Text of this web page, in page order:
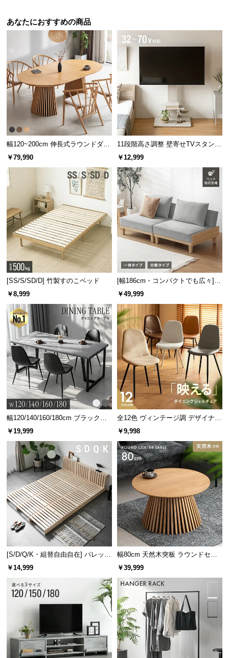
あなたにおすすめの商品
幅120~200cm 伸長式ラウンドダイ
ニングテーブル 6人掛け 天然木突
￥79,990
11段階高さ調整 壁寄せTVスタンド
キャスター付き 上下左右角度調節
￥12,999
[SS/S/SD/D] 竹製すのこベッド
￥8,999
[幅186cm・コンパクトでも広々] 3
人掛けソファベッド リクライニン
￥49,999
幅120/140/160/180cm ブラックフ
レーム ダイニング 大理石調 4人掛
￥19,999
全12色 ヴィンテージ調 デザイナー
ズシェルチェア
￥9,998
[S/D/Q/K・組替自由自在] パレット
ベッド 8/12/16枚セット
￥14,999
幅80cm 天然木突板 ラウンドセン
ターテーブル 美しい格子デザイン
￥39,999